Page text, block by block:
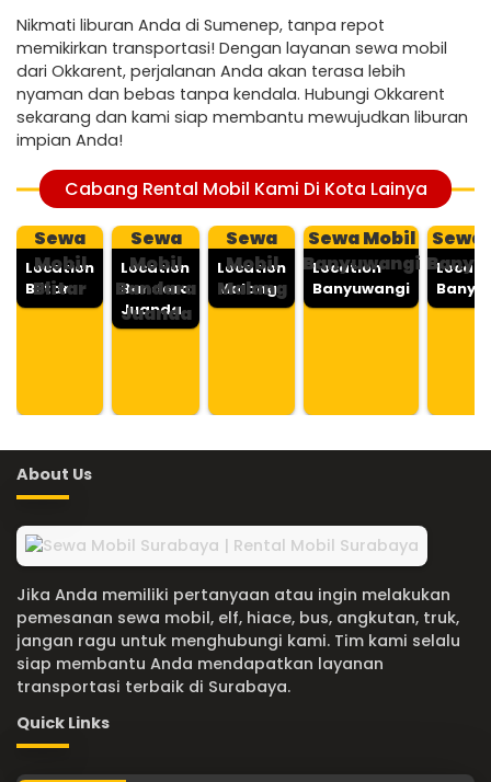
Nikmati liburan Anda di Sumenep, tanpa repot
memikirkan transportasi! Dengan layanan sewa mobil
dari Okkarent, perjalanan Anda akan terasa lebih
nyaman dan bebas tanpa kendala. Hubungi Okkarent
sekarang dan kami siap membantu mewujudkan liburan
impian Anda!
Cabang Rental Mobil Kami Di Kota Lainya
Sewa
Mobil
Blitar
Location
Blitar
Sewa
Mobil
Bandara
Juanda
Location
Bandara
Juanda
Sewa
Mobil
Malang
Location
Malang
Sewa Mobil
Banyuwangi
Location
Banyuwangi
Sewa
About Us
Jika Anda memiliki pertanyaan atau ingin melakukan
pemesanan sewa mobil, elf, hiace, bus, angkutan, truk,
jangan ragu untuk menghubungi kami. Tim kami selalu
siap membantu Anda mendapatkan layanan
transportasi terbaik di Surabaya.
Quick Links